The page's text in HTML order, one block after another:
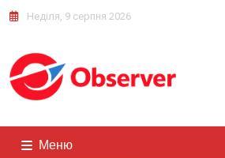
Неділя, 9 серпня 2026
Меню